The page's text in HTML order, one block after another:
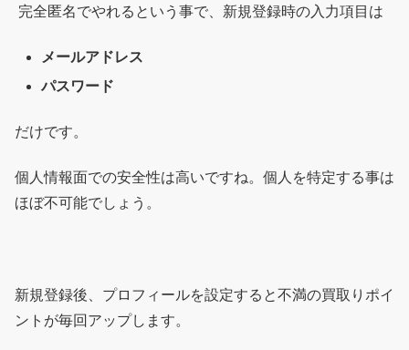
完全匿名でやれるという事で、新規登録時の入力項目は
メールアドレス
パスワード
だけです。
個人情報面での安全性は高いですね。個人を特定する事は
ほぼ不可能でしょう。
新規登録後、プロフィールを設定すると不満の買取りポイ
ントが毎回アップします。